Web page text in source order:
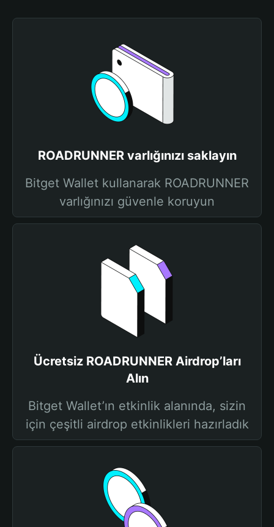
ROADRUNNER varlığınızı saklayın
Bitget Wallet kullanarak ROADRUNNER
varlığınızı güvenle koruyun
Ücretsiz ROADRUNNER Airdrop’ları
Alın
Bitget Wallet’ın etkinlik alanında, sizin
için çeşitli airdrop etkinlikleri hazırladık